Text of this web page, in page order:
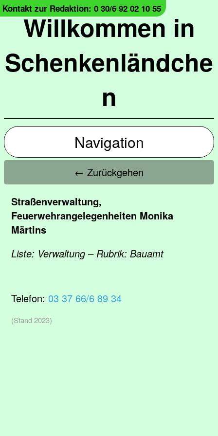
Willkommen in
Schenkenländche
n
Kontakt zur Redaktion: 0 30/6 92 02 10 55
Navigation
← Zurückgehen
Straßenverwaltung,
Feuerwehrangelegenheiten Monika
Märtins
Liste: Verwaltung – Rubrik: Bauamt
Telefon: 03 37 66/6 89 34
(Stand 2023)